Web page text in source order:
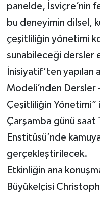
panelde, İsviçre’nin
bu deneyimin dilsel,
çeşitliliğin yönetimi
sunabileceği dersler
İnisiyatif’ten yapılan
Modeli’nden Dersler
Çeşitliliğin Yönetimi”
Çarşamba günü
Enstitüsü’nde
gerçekleştirilecek.
Etkinliğin ana
Büyükelçisi